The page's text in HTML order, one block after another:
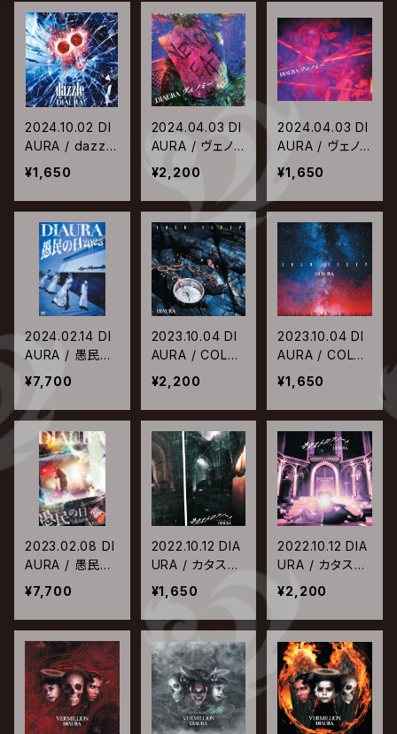
2024.10.02 DI
AURA / dazzle
-消えた弾丸-
【通常盤】
¥1,650
2024.04.03 DI
AURA / ヴェノミ
ー【初回盤】
¥2,200
2024.04.03 DI
AURA / ヴェノミ
ー【通常盤】
¥1,650
2024.02.14 DI
AURA / 愚民の
日2023
¥7,700
2023.10.04 DI
AURA / COLD
SLEEP【初回盤】
¥2,200
2023.10.04 DI
AURA / COLD
SLEEP【通常盤】
¥1,650
2023.02.08 DI
AURA / 愚民の
日2022
¥7,700
2022.10.12 DIA
URA / カタスト
ロフノート【Typ
e-B】
¥1,650
2022.10.12 DIA
URA / カタスト
ロフノート【Typ
e-A】
¥2,200